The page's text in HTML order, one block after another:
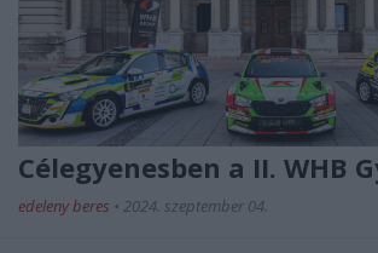
Célegyenesben a II. WHB
edeleny beres • 2024. szeptember 04.